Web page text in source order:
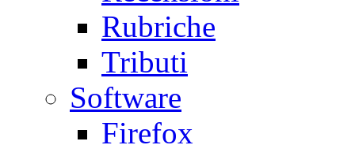
Rubriche
Tributi
Software
Firefox